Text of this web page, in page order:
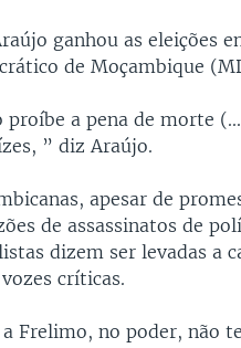
ganhou as eleições
de Moçambique
proíbe a pena de morte
” diz Araújo.
apesar de
de assassinatos de
dizem ser levadas a
críticas.
Frelimo, no poder, não